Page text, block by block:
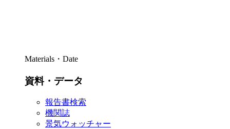
Materials・Date
資料・データ
報告書検索
機関誌
景気ウォッチャー